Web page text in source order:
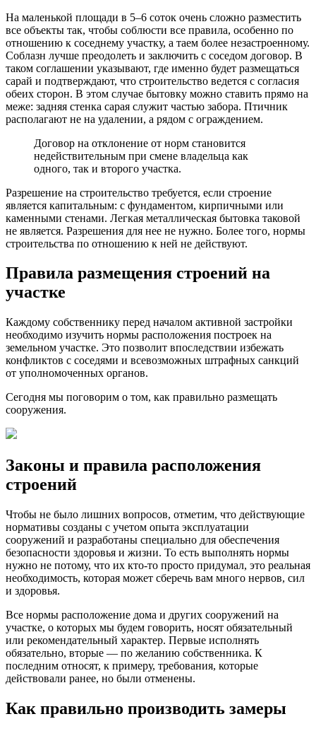
На маленькой площади в 5–6 соток очень сложно разместить
все объекты так, чтобы соблюсти все правила, особенно по
отношению к соседнему участку, а таем более незастроенному.
Соблазн лучше преодолеть и заключить с соседом договор. В
таком соглашении указывают, где именно будет размещаться
сарай и подтверждают, что строительство ведется с согласия
обеих сторон. В этом случае бытовку можно ставить прямо на
меже: задняя стенка сарая служит частью забора. Птичник
располагают не на удалении, а рядом с ограждением.
Договор на отклонение от норм становится
недействительным при смене владельца как
одного, так и второго участка.
Разрешение на строительство требуется, если строение
является капитальным: с фундаментом, кирпичными или
каменными стенами. Легкая металлическая бытовка таковой
не является. Разрешения для нее не нужно. Более того, нормы
строительства по отношению к ней не действуют.
Правила размещения строений на
участке
Каждому собственнику перед началом активной застройки
необходимо изучить нормы расположения построек на
земельном участке. Это позволит впоследствии избежать
конфликтов с соседями и всевозможных штрафных санкций
от уполномоченных органов.
Сегодня мы поговорим о том, как правильно размещать
сооружения.
Законы и правила расположения
строений
Чтобы не было лишних вопросов, отметим, что действующие
нормативы созданы с учетом опыта эксплуатации
сооружений и разработаны специально для обеспечения
безопасности здоровья и жизни. То есть выполнять нормы
нужно не потому, что их кто-то просто придумал, это реальная
необходимость, которая может сберечь вам много нервов, сил
и здоровья.
Все нормы расположение дома и других сооружений на
участке, о которых мы будем говорить, носят обязательный
или рекомендательный характер. Первые исполнять
обязательно, вторые — по желанию собственника. К
последним относят, к примеру, требования, которые
действовали ранее, но были отменены.
Как правильно производить замеры